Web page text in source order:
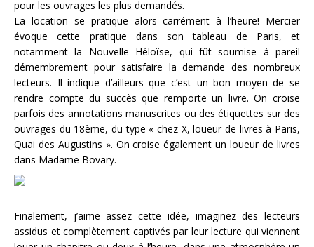
pour les ouvrages les plus demandés.
La location se pratique alors carrément à l’heure! Mercier
évoque cette pratique dans son tableau de Paris, et
notamment la Nouvelle Héloïse, qui fût soumise à pareil
démembrement pour satisfaire la demande des nombreux
lecteurs. Il indique d’ailleurs que c’est un bon moyen de se
rendre compte du succès que remporte un livre. On croise
parfois des annotations manuscrites ou des étiquettes sur des
ouvrages du 18ème, du type « chez X, loueur de livres à Paris,
Quai des Augustins ». On croise également un loueur de livres
dans Madame Bovary.
Finalement, j’aime assez cette idée, imaginez des lecteurs
assidus et complètement captivés par leur lecture qui viennent